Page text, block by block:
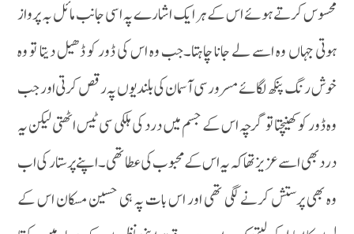
محسوس کرتے ہوئے اس کے ہر ایک اشارے پہ اسی جانب مائل بہ پرواز
ہوتی جہاں وہ اسے لے جانا چاہتا۔جب وہ اس کی ڈور کو ڈھیل دیتا تو وہ
خوش رنگ پنکھ لگائے مسرور سی آسمان کی بلندیوں پہ رقص کرتی اور جب
وہ ڈور کو کھینچتا تو گرچہ اس کے جسم میں درد کی ہلکی سی ٹیس اٹھتی لیکن یہ
درد بھی اسے عزیز تھا کہ یہ اس کے محبوب کی عطا تھی۔اپنے پرستار کی اب
وہ بھی پرستش کرنے لگی تھی اور اس بات پہ ہی حسین مسکان اس کے